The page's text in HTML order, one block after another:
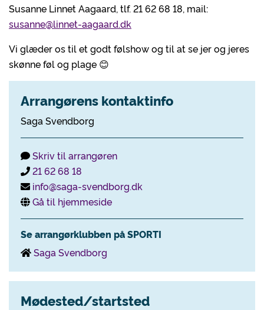
Susanne Linnet Aagaard, tlf. 21 62 68 18, mail:
susanne@linnet-aagaard.dk
Vi glæder os til et godt følshow og til at se jer og jeres
skønne føl og plage 😊
Arrangørens kontaktinfo
Saga Svendborg
Skriv til arrangøren
21 62 68 18
info@saga-svendborg.dk
Gå til hjemmeside
Se arrangørklubben på SPORTI
Saga Svendborg
Mødested/startsted